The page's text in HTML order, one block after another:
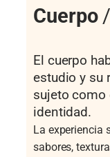
Cuerpo/
El cuerpo
estudio y su
sujeto como
identidad.
La experiencia
sabores,